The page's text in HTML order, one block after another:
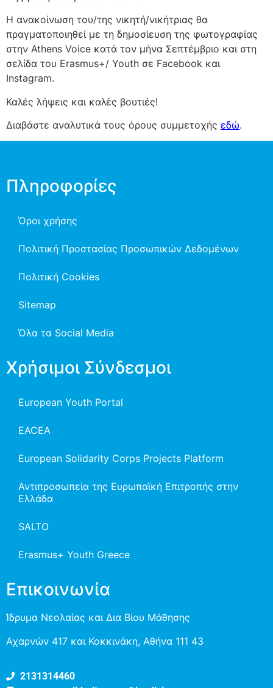
Η ανακοίνωση του/της νικητή/νικήτριας θα
πραγματοποιηθεί με τη δημοσίευση της φωτογραφίας
στην Athens Voice κατά τον μήνα Σεπτέμβριο και στη
σελίδα του Erasmus+/ Youth σε Facebook και
Instagram.
Καλές λήψεις και καλές βουτιές!
Διαβάστε αναλυτικά τους όρους συμμετοχής εδώ.
Πληροφορίες
Όροι χρήσης
Πολιτική Προστασίας Προσωπικών Δεδομένων
Πολιτική Cookies
Sitemap
Όλα τα Social Media
Χρήσιμοι Σύνδεσμοι
European Youth Portal
EACEA
European Solidarity Corps Projects Platform
Αντιπροσωπεία της Ευρωπαϊκή Επιτροπής στην
Ελλάδα
SALTO
Erasmus+ Youth Greece
Επικοινωνία
Ίδρυμα Νεολαίας και Δια Βίου Μάθησης
Αχαρνών 417 και Κοκκινάκη, Αθήνα 111 43
2131314460